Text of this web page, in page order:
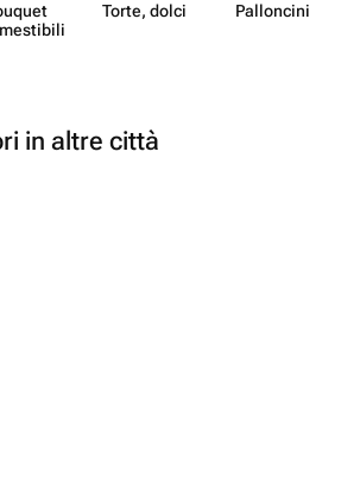
Torte, dolci Pall​oncini
in altre città